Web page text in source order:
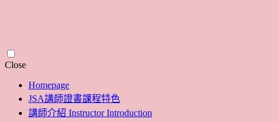
CloseSkip
content
Homepage
JSA講師證書課程特色
講師介紹 Instructor Introduction